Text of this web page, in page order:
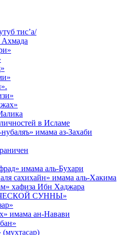
тис’а/
в Исламе
имама аз-Захаби
имама аль-Бухари
сахихайн» имама аль-Хакима
хафиза Ибн Хаджара
СУННЫ»
имама ан-Навави